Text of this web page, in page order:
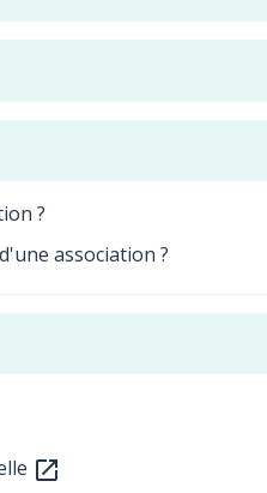
?
association ?
open_in_new